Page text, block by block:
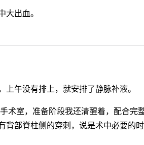
大出血。
上午没有排上，就安排了静脉补液。
术室，准备阶段我还清醒着，配合完
背部脊柱侧的穿刺，说是术中必要的